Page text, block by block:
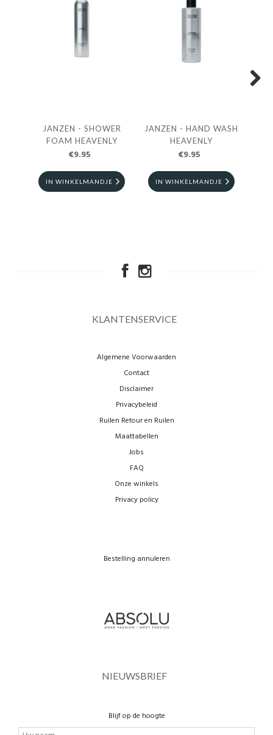
JANZEN - SHOWER
FOAM HEAVENLY
€9.95
IN WINKELMANDJE
JANZEN - HAND WASH
HEAVENLY
€9.95
IN WINKELMANDJE
KLANTENSERVICE
Algemene Voorwaarden
Contact
Disclaimer
Privacybeleid
Ruilen Retour en Ruilen
Maattabellen
Jobs
FAQ
Onze winkels
Privacy policy
Bestelling annuleren
NIEUWSBRIEF
Blijf op de hoogte